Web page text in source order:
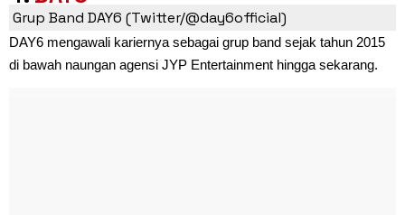
Grup Band DAY6 (Twitter/@day6official)
DAY6 mengawali kariernya sebagai grup band sejak tahun 2015
di bawah naungan agensi JYP Entertainment hingga sekarang.